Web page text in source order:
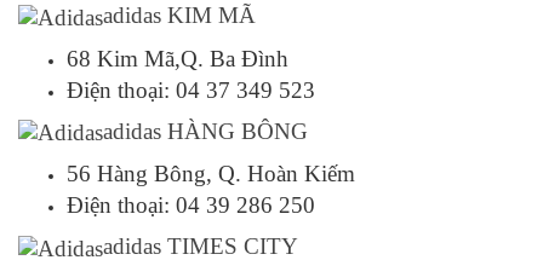
adidas KIM MÃ
68 Kim Mã,Q. Ba Đình
Điện thoại: 04 37 349 523
adidas HÀNG BÔNG
56 Hàng Bông, Q. Hoàn Kiếm
Điện thoại: 04 39 286 250
adidas TIMES CITY